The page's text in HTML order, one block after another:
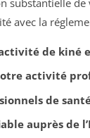
avec la
de kiné
activité
de
auprès de